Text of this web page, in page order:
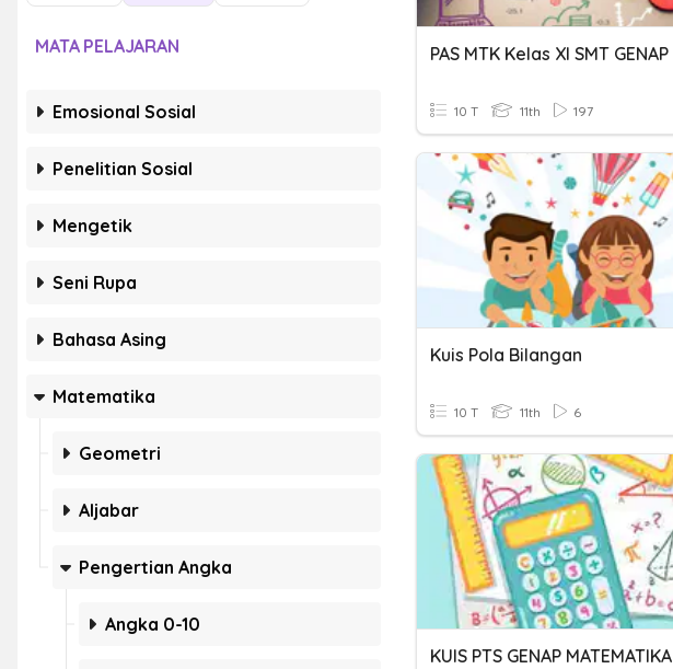
MATA PELAJARAN
Emosional Sosial
Penelitian Sosial
Mengetik
Seni Rupa
Bahasa Asing
Matematika
Geometri
Aljabar
Pengertian Angka
Angka 0-10
10 T 11th 197
Kuis Pola Bilangan
10 T 11th 6
KUIS PTS GENAP MATEMATIKA